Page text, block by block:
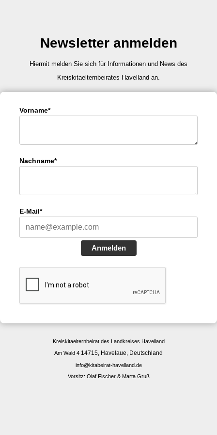
Newsletter anmelden
Hiermit melden Sie sich für Informationen und News des
Kreiskitaelternbeirates Havelland an.
Vorname*
Nachname*
E-Mail*
Anmelden
Kreiskitaelternbeirat des Landkreises Havelland
Am Wald 4 14715, Havelaue, Deutschland
info@kitabeirat-havelland.de
Vorsitz: Olaf Fischer & Marta Gruß